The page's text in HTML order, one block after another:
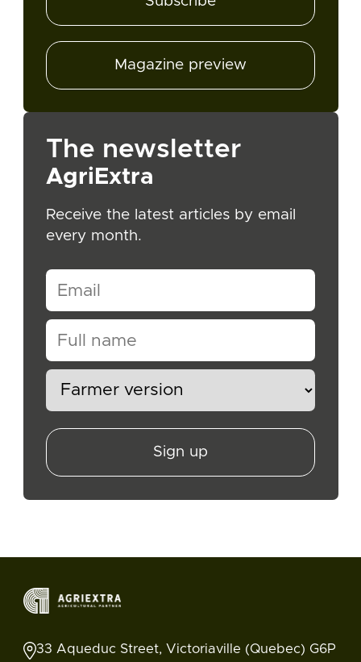
Magazine preview
The newsletter
AgriExtra
Receive the latest articles by email
every month.
Sign up
33 Aqueduc Street, Victoriaville (Quebec) G6P